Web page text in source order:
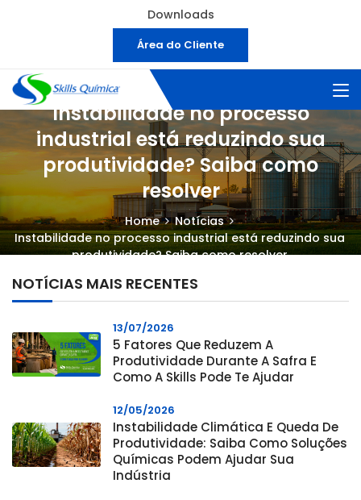
Downloads
Área do Cliente
Instabilidade no processo
industrial está reduzindo sua
produtividade? Saiba como
resolver
Home
Notícias
Instabilidade no processo industrial está reduzindo sua
produtividade? Saiba como resolver
NOTÍCIAS MAIS RECENTES
13/07/2026
5 Fatores Que Reduzem A
Produtividade Durante A Safra E
Como A Skills Pode Te Ajudar
12/05/2026
Instabilidade Climática E Queda De
Produtividade: Saiba Como Soluções
Químicas Podem Ajudar Sua
Indústria